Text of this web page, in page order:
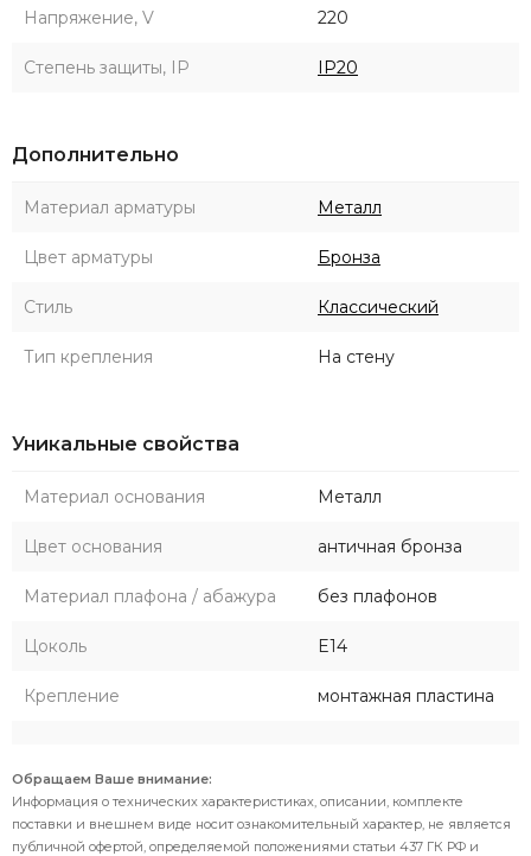
Напряжение, V 220
Степень защиты, IP IP20
Дополнительно
Материал арматуры Металл
Цвет арматуры Бронза
Стиль Классический
Тип крепления На стену
Уникальные свойства
Материал основания Металл
Цвет основания античная бронза
Материал плафона / абажура без плафонов
Цоколь E14
Крепление монтажная пластина
Обращаем Ваше внимание:
Информация о технических характеристиках, описании, комплекте
поставки и внешнем виде носит ознакомительный характер, не является
публичной офертой, определяемой положениями статьи 437 ГК РФ и